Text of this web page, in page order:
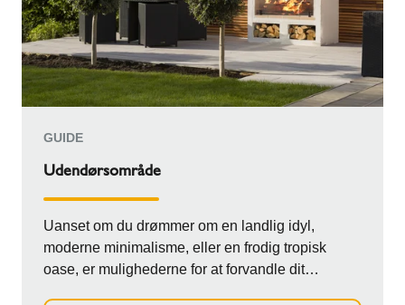
GUIDE
Udendørsområde
Uanset om du drømmer om en landlig idyl,
moderne minimalisme, eller en frodig tropisk
oase, er mulighederne for at forvandle dit